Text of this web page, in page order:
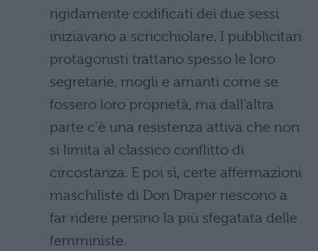
rigidamente codificati dei due sessi
iniziavano a scricchiolare. I pubblicitari
protagonisti trattano spesso le loro
segretarie, mogli e amanti come se
fossero loro proprietà, ma dall'altra
parte c'è una resistenza attiva che non
si limita al classico conflitto di
circostanza. E poi sì, certe affermazioni
maschiliste di Don Draper riescono a
far ridere persino la più sfegatata delle
femministe.